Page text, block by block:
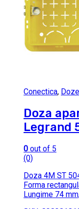
Conectica, Doze
Doza
Legrand
0 out of 5
(0)
Doza 4M ST
Forma
Lungime 74